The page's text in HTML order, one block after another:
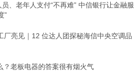
、老年人支付“不再难” 中信银行让金融服
”
厂亮见｜12 位达人团探秘海信中央空调品
？老板电器的答案很有烟火气